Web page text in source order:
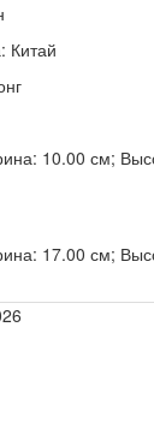
Китай
10.00 см;
17.00 см;